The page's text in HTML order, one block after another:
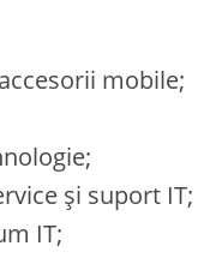
mobile;
și suport IT;
IT;